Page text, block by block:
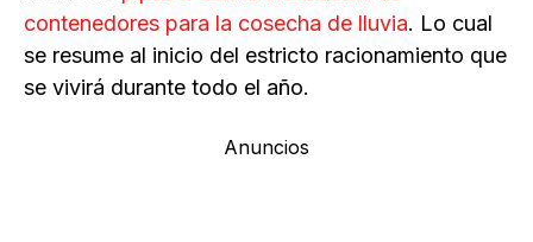
contenedores para la cosecha de lluvia. Lo cual
se resume al inicio del estricto racionamiento que
se vivirá durante todo el año.
Anuncios